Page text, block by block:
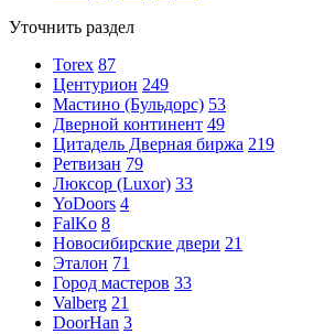
Уточнить раздел
Torex 87
Центурион 249
Мастино (Бульдорс) 53
Дверной континент 49
Цитадель Дверная биржа 219
Ретвизан 79
Люксор (Luxor) 33
YoDoors 4
FalKo 8
Новосибирские двери 21
Эталон 71
Город мастеров 33
Valberg 21
DoorHan 3